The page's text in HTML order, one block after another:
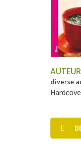
AUTEUR
diverse